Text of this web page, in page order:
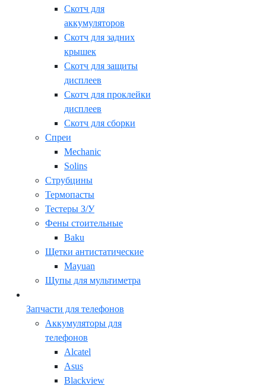
Скотч для
аккумуляторов
Скотч для задних
крышек
Скотч для защиты
дисплеев
Скотч для проклейки
дисплеев
Скотч для сборки
Спреи
Mechanic
Solins
Струбцины
Термопасты
Тестеры З/У
Фены стоительные
Baku
Щетки антистатические
Mayuan
Щупы для мультиметра
Запчасти для телефонов
Аккумуляторы для
телефонов
Alcatel
Asus
Blackview